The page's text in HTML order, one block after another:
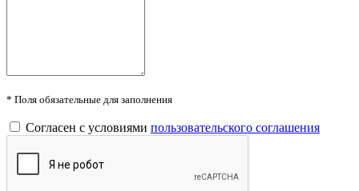
* Поля обязательные для заполнения
Согласен с условиями пользовательского соглашения